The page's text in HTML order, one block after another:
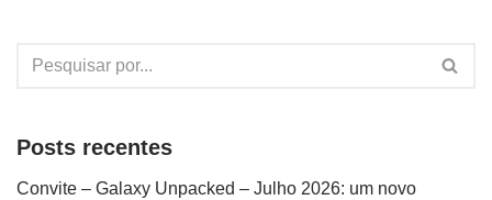
Posts recentes
Convite – Galaxy Unpacked – Julho 2026: um novo